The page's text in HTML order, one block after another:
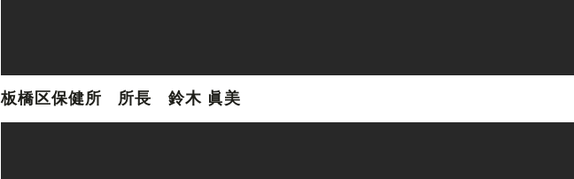
板橋区保健所 所長 鈴木 眞美